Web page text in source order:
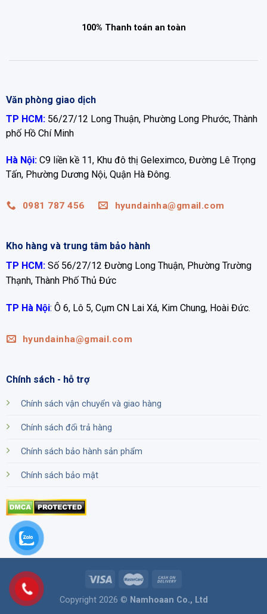
100% Thanh toán an toàn
Văn phòng giao dịch
TP HCM: 56/27/12 Long Thuận, Phường Long Phước, Thành
phố Hồ Chí Minh
Hà Nội:C9 liền kề 11, Khu đô thị Geleximco, Đường Lê Trọng
Tấn, Phường Dương Nội, Quận Hà Đông.
0981 787 456 hyundainha@gmail.com
Kho hàng và trung tâm bảo hành
TP HCM: Số 56/27/12 Đường Long Thuận, Phường Trường
Thạnh, Thành Phố Thủ Đức
TP Hà Nội: Ô 6, Lô 5, Cụm CN Lai Xá, Kim Chung, Hoài Đức.
hyundainha@gmail.com
Chính sách - hỗ trợ
Chính sách vận chuyển và giao hàng
Chính sách đổi trả hàng
Chính sách bảo hành sản phẩm
Chính sách bảo mật
Copyright 2026 © Namhoaan Co., Ltd